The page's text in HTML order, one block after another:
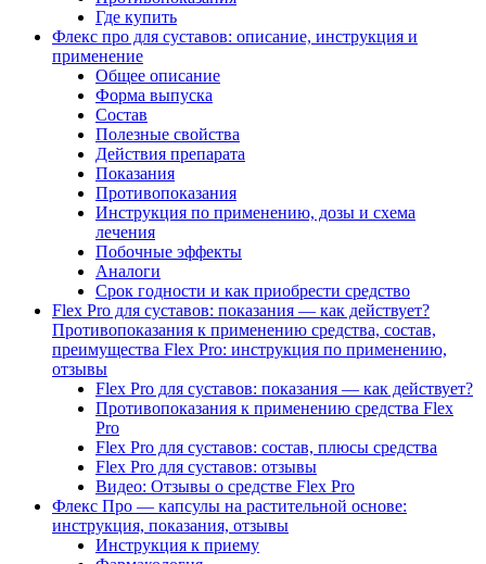
Где купить
Флекс про для суставов: описание, инструкция и
применение
Общее описание
Форма выпуска
Состав
Полезные свойства
Действия препарата
Показания
Противопоказания
Инструкция по применению, дозы и схема
лечения
Побочные эффекты
Аналоги
Срок годности и как приобрести средство
Flex Pro для суставов: показания — как действует?
Противопоказания к применению средства, состав,
преимущества Flex Pro: инструкция по применению,
отзывы
Flex Pro для суставов: показания — как действует?
Противопоказания к применению средства Flex
Pro
Flex Pro для суставов: состав, плюсы средства
Flex Pro для суставов: отзывы
Видео: Отзывы о средстве Flex Pro
Флекс Про — капсулы на растительной основе:
инструкция, показания, отзывы
Инструкция к приему